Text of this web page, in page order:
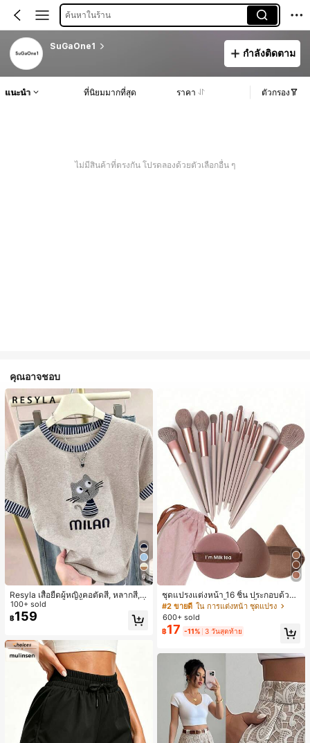
ค้นหาในร้าน
SuGaOne1
กำลังติดตาม
แนะนำ ที่นิยมมากที่สุด ราคา ตัวกรอง
ไม่มีสินค้าที่ตรงกัน โปรดลองด้วยตัวเลือกอื่น ๆ
คุณอาจชอบ
6
Resyla เสื้อยืดผู้หญิงคอตัดสี, หลากสี, ล
ายพิมพ์แมวน่ารัก, เสื้อสำหรับออกไปเที่
ยวฤดูร้อน, ดีไซน์กราฟิก, ความรู้สึกพรีเ
มียม, ลำลองอเนกประสงค์, สวมใส่ประ
เสื้อผ้ากลางแจ้ง
100+ sold
฿159
ชุดแปรงแต่งหน้า 16 ชิ้น ประกอบด้วยแ
ปรงแต่งหน้า 13 ชิ้น, ฟองน้ำแต่งหน้ารู
ปหยดน้ำ 1 ชิ้น, แปรงแป้งรองพื้นกลม 1
ชิ้น และฟองน้ำแต่งหน้ารูปสามเหลี่ยม
1 ชิ้น - ชุดคลาสสิก ทำจากขนสังเคราะ
หญิงและเด็กผู้หญิง เหมาะสำหรับฤดูใบ
ไม้ร่วงและฤดูหนาว
#2 ขายดี ใน การแต่งหน้า ชุดแปรง
600+ sold
฿17 -11% 3 วันสุดท้าย